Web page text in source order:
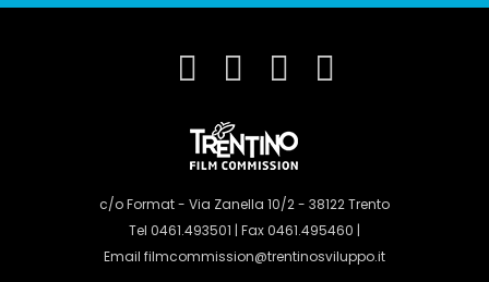
c/o Format - Via Zanella 10/2 - 38122 Trento
Tel 0461.493501 | Fax 0461.495460 |
Email filmcommission@trentinosviluppo.it